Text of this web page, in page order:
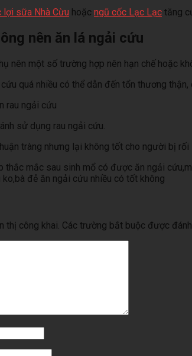
lợi sữa Nhà Cừu hoặc ngũ cốc Lạc Lạc tăng
nên ăn lá ngải cứu
nên một số trường hợp nên hạn chế hoặc
quá nhiều có thể dẫn đến tổn thương
rau ngải cứu
sử dụng rau ngải cứu.
tràng nhưng lại không tốt cho người bị
thắc mắc sau sinh mổ có được ăn ngải
đẻ ăn ngải cứu nhiều có tốt không
thị công khai. Các trường bắt buộc được